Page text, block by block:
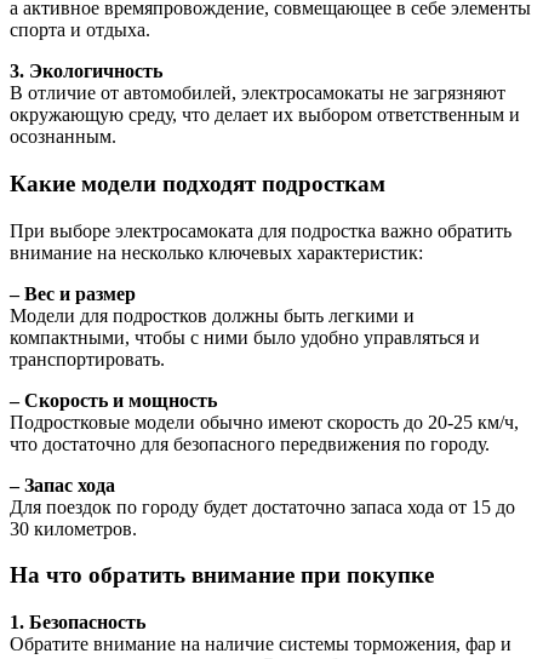
а активное времяпровождение, совмещающее в себе элементы
спорта и отдыха.
3. Экологичность
В отличие от автомобилей, электросамокаты не загрязняют
окружающую среду, что делает их выбором ответственным и
осознанным.
Какие модели подходят подросткам
При выборе электросамоката для подростка важно обратить
внимание на несколько ключевых характеристик:
– Вес и размер
Модели для подростков должны быть легкими и
компактными, чтобы с ними было удобно управляться и
транспортировать.
– Скорость и мощность
Подростковые модели обычно имеют скорость до 20-25 км/ч,
что достаточно для безопасного передвижения по городу.
– Запас хода
Для поездок по городу будет достаточно запаса хода от 15 до
30 километров.
На что обратить внимание при покупке
1. Безопасность
Обратите внимание на наличие системы торможения, фар и